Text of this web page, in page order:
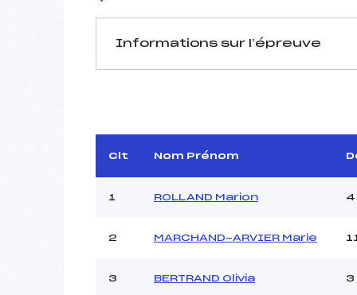
Informations sur l’épreuve
Arbitre :
Assistant :
MANCHE 1
Heure de départ :
Clt Nom Prénom
1 ROLLAND Marion 4
2 MARCHAND-ARVIER Marie
3 BERTRAND Olivia 3